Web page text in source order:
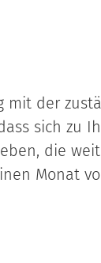
mit der
sich zu
die
Monat